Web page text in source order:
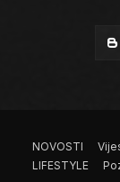
NOVOSTI
LIFESTYLE